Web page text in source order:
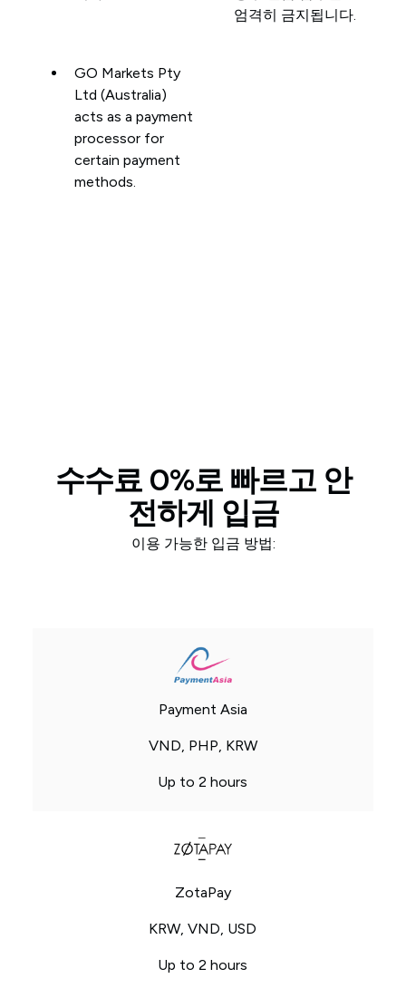
엄격히 금지됩니다.
GO Markets Pty
Ltd (Australia)
acts as a payment
processor for
certain payment
methods.
수수료 0%로 빠르고 안
전하게 입금
이용 가능한 입금 방법:
Payment Asia
VND, PHP, KRW
Up to 2 hours
ZotaPay
KRW, VND, USD
Up to 2 hours